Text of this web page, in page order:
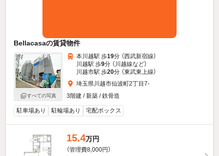
Bellacasaの賃貸物件
すべての写真
本川越駅 歩19分 （西武新宿線）
川越駅 歩9分 （川越線など）
川越市駅 歩20分 （東武東上線）
埼玉県川越市仙波町2丁目7-
3階建 / 新築 / 鉄骨造
駐車場あり 駐輪場あり 宅配ボックス
15.4万円
（管理費8,000円）